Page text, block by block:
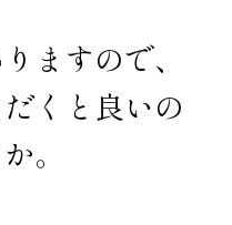
ますので、
くと良いの
。